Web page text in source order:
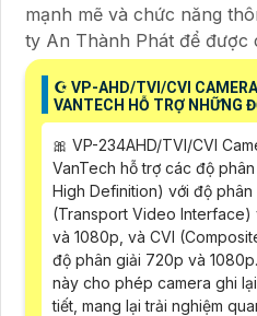
mạnh mẽ và chức năng
ty An Thành Phát để được
☪ VP-AHD/TVI/CVI CAMERA
VANTECH HỖ TRỢ NHỮNG
🎀 VP-234AHD/TVI/CVI
VanTech hỗ trợ các độ
High Definition) với độ
(Transport Video Interface)
và 1080p, và CVI
độ phân giải 720p và
này cho phép camera ghi
tiết, mang lại trải nghiệm